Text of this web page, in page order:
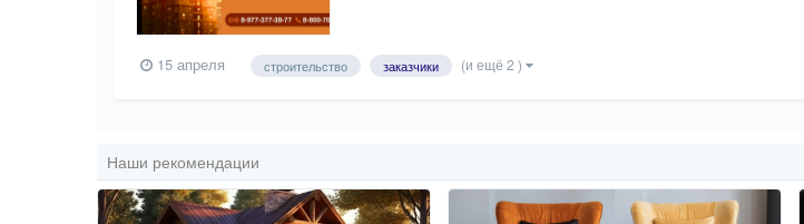
15 апреля строительство заказчики (и ещё 2 )
Наши рекомендации